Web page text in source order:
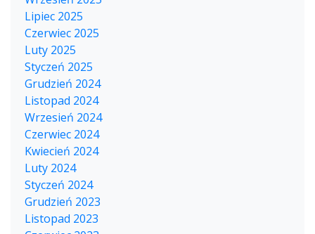
Lipiec 2025
Czerwiec 2025
Luty 2025
Styczeń 2025
Grudzień 2024
Listopad 2024
Wrzesień 2024
Czerwiec 2024
Kwiecień 2024
Luty 2024
Styczeń 2024
Grudzień 2023
Listopad 2023